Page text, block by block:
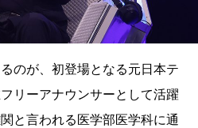
のが、初登場となる元日本テ
リーアナウンサーとして活躍
と言われる医学部医学科に通